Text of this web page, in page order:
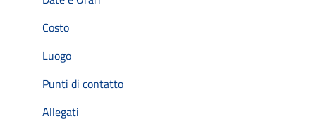
Costo
Luogo
Punti di contatto
Allegati